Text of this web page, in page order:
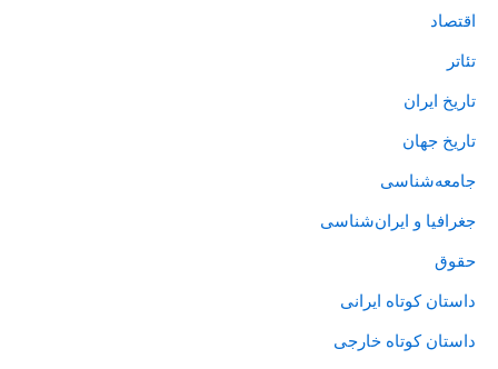
اقتصاد
تئاتر
تاریخ ایران
تاریخ جهان
جامعه‌شناسی
جغرافیا و ایران‌شناسی
حقوق
داستان کوتاه ایرانی
داستان کوتاه خارجی